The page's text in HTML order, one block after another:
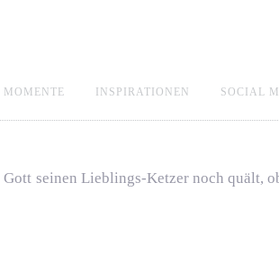
MOMENTE INSPIRATIONEN SOCIAL
seinen Lieblings-Ketzer noch quält,